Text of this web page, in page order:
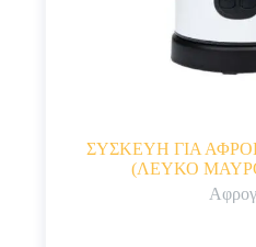
ΣΥΣΚΕΥΗ ΓΙΑ
(ΛΕΥΚΟ